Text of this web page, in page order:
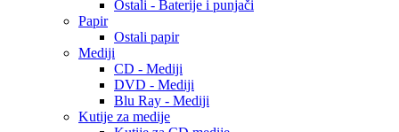
Ostali - Baterije i punjači
Papir
Ostali papir
Mediji
CD - Mediji
DVD - Mediji
Blu Ray - Mediji
Kutije za medije